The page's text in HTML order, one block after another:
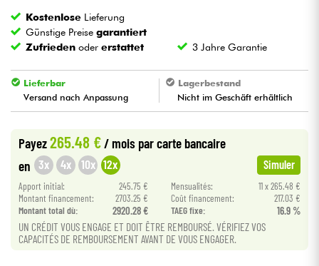
Blasinstrumente
Violinen & Quartett
Kabel & Zubehöre
HiFi
Bundle
Kostenlose Lieferung
Günstige Preisegarantiert
Zufrieden odererstattet 3 Jahre Garantie
Lieferbar
Versand nach Anpassung
Lagerbestand
Nicht im Geschäft erhältlich
Payez265.48 €/ mois par carte bancaire
en 3x 4x 10x 12x Simuler
Apport initial: 245.75 € Mensualités:
11 x 265.48 €
Montant financement:
2703.25 € Coût financement:
217.03 €
Montant total dù:
2920.28 € TAEG fixe: 16.9 %
UN CRÉDIT VOUS ENGAGE ET DOIT ÊTRE REMBOURSÉ. VÉRIFIEZ VOS
CAPACITÉS DE REMBOURSEMENT AVANT DE VOUS ENGAGER.